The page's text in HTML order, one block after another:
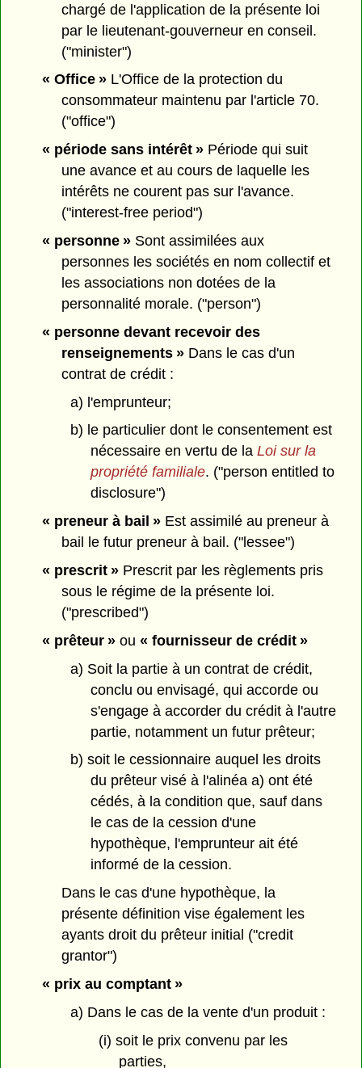
chargé de l'application de la présente loi
par le lieutenant-gouverneur en conseil.
("minister")
« Office »L'Office de la protection du
consommateur maintenu par l'article 70.
("office")
« période sans intérêt »Période qui suit
une avance et au cours de laquelle les
intérêts ne courent pas sur l'avance.
("interest-free period")
« personne »Sont assimilées aux
personnes les sociétés en nom collectif et
les associations non dotées de la
personnalité morale. ("person")
« personne devant recevoir des
renseignements » Dans le cas d'un
contrat de crédit :
a) l'emprunteur;
b) le particulier dont le consentement est
nécessaire en vertu de la Loi sur la
propriété familiale. ("person entitled to
disclosure")
« preneur à bail »Est assimilé au preneur à
bail le futur preneur à bail. ("lessee")
« prescrit »Prescrit par les règlements pris
sous le régime de la présente loi.
("prescribed")
« prêteur »ou « fournisseur de crédit »
a) Soit la partie à un contrat de crédit,
conclu ou envisagé, qui accorde ou
s'engage à accorder du crédit à l'autre
partie, notamment un futur prêteur;
b) soit le cessionnaire auquel les droits
du prêteur visé à l'alinéa a) ont été
cédés, à la condition que, sauf dans
le cas de la cession d'une
hypothèque, l'emprunteur ait été
informé de la cession.
Dans le cas d'une hypothèque, la
présente définition vise également les
ayants droit du prêteur initial ("credit
grantor")
« prix au comptant »
a) Dans le cas de la vente d'un produit :
(i) soit le prix convenu par les
parties,